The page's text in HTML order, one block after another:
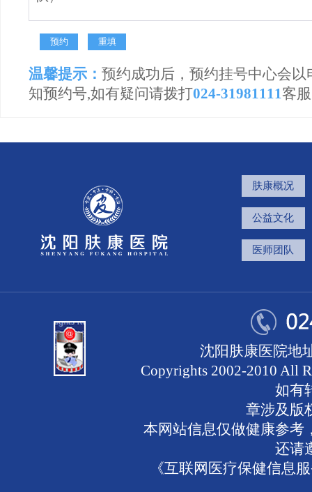
温馨提示： 预约成功后，预约挂号中心会
知预约号,如有疑问请拨打024-31981111客
肤康概况
公益文化
医师团队
沈阳肤康医院地
Copyrights 2002-2010 All
如有
章涉及版
本网站信息仅做健康参考
还请
《互联网医疗保健信息